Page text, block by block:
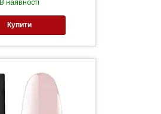
В наявності
Купити